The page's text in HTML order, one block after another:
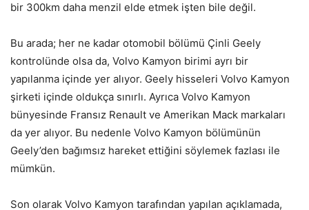
bir 300km daha menzil elde etmek işten bile değil.
Bu arada; her ne kadar otomobil bölümü Çinli Geely
kontrolünde olsa da, Volvo Kamyon birimi ayrı bir
yapılanma içinde yer alıyor. Geely hisseleri Volvo Kamyon
şirketi içinde oldukça sınırlı. Ayrıca Volvo Kamyon
bünyesinde Fransız Renault ve Amerikan Mack markaları
da yer alıyor. Bu nedenle Volvo Kamyon bölümünün
Geely’den bağımsız hareket ettiğini söylemek fazlası ile
mümkün.
Son olarak Volvo Kamyon tarafından yapılan açıklamada,